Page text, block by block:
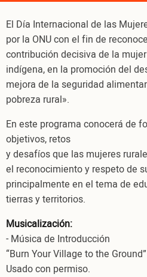
El Día Internacional de las
por la ONU con el fin de
contribución decisiva de la
indígena, en la promoción del
mejora de la seguridad
pobreza rural».
En este programa conocerá de
objetivos, retos
y desafíos que las mujeres
el reconocimiento y respeto de
principalmente en el tema de
tierras y territorios.
Musicalización:
- Música de Introducción
“Burn Your Village to the
Usado con permiso.